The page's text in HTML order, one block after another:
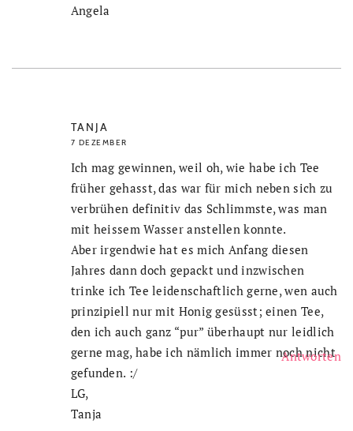
Angela
TANJA
7 DEZEMBER
Ich mag gewinnen, weil oh, wie habe ich Tee
früher gehasst, das war für mich neben sich zu
verbrühen definitiv das Schlimmste, was man
mit heissem Wasser anstellen konnte.
Aber irgendwie hat es mich Anfang diesen
Jahres dann doch gepackt und inzwischen
trinke ich Tee leidenschaftlich gerne, wen auch
prinzipiell nur mit Honig gesüsst; einen Tee,
den ich auch ganz “pur” überhaupt nur leidlich
gerne mag, habe ich nämlich immer noch nicht
gefunden. :/
LG,
Tanja
Antworten